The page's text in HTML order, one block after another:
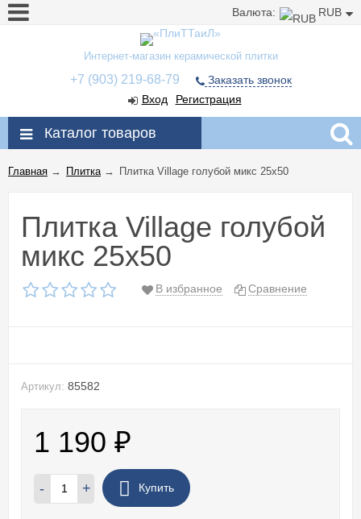
Валюта: RUB
Интернет-магазин керамической плитки
+7 (903) 219-68-79
Заказать звонок
Вход
Регистрация
Каталог товаров
Главная → Плитка→ Плитка Village голубой микс 25x50
Плитка Village голубой
микс 25x50
В избранное Сравнение
Артикул: 85582
1 190 ₽
- + Купить